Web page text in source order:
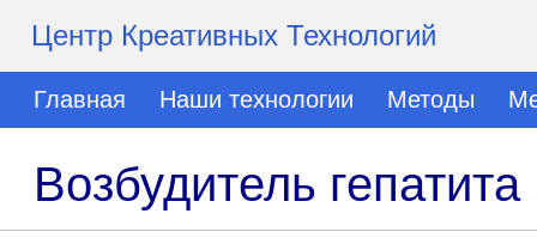
Центр Креативных Технологий
Главная Наши технологии Методы
Возбудитель